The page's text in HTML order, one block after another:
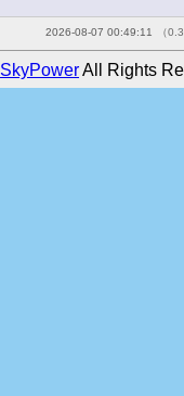
2026-08-07 00:49:11 （
SkyPowerAll Rights